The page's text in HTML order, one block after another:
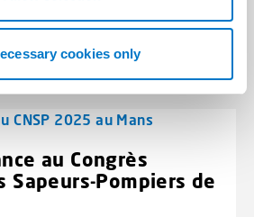
cookies only
au Milipol 2025
au Congrès
Sapeurs-Pompiers de